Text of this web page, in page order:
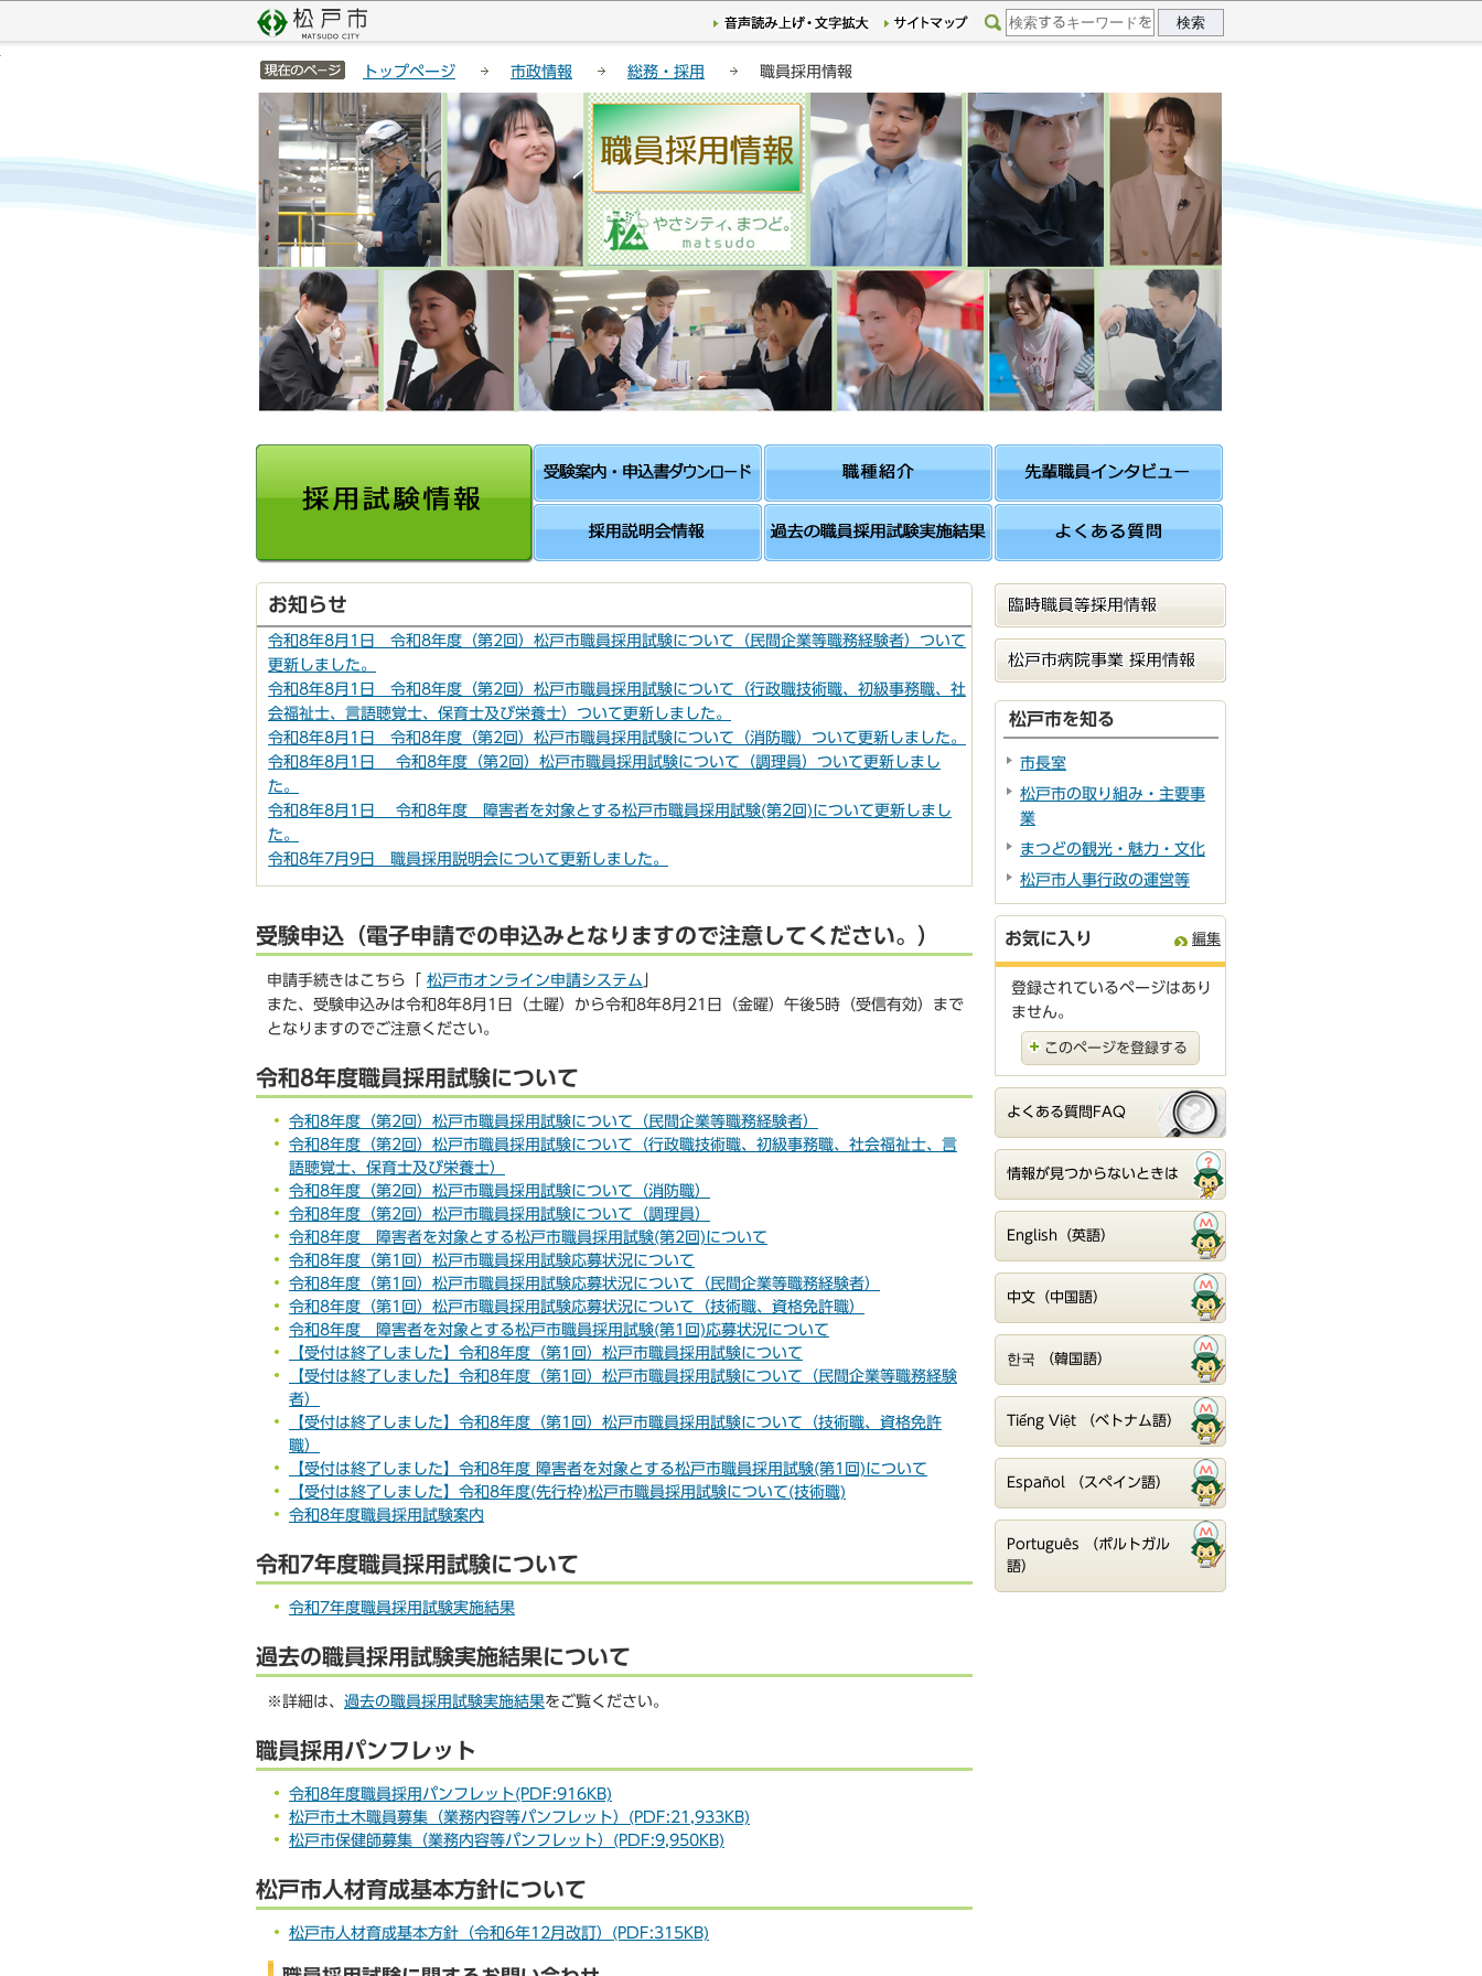
ペ
先
で
ト
ー
こ
このページの本文へ移動
サイトメニューここまで
トップページ 市政情報 総務・採用 職員採用情報
お知らせ
令和8年8月1日 令和8年度（第2回）松戸市職員採用試験について（民間企業等職務経験者）ついて
更新しました。
令和8年8月1日 令和8年度（第2回）松戸市職員採用試験について（行政職技術職、初級事務職、社
会福祉士、言語聴覚士、保育士及び栄養士）ついて更新しました。
令和8年8月1日 令和8年度（第2回）松戸市職員採用試験について（消防職）ついて更新しました。
令和8年8月1日 令和8年度（第2回）松戸市職員採用試験について（調理員）ついて更新しまし
た。
令和8年8月1日 令和8年度 障害者を対象とする松戸市職員採用試験(第2回)について更新しまし
た。
令和8年7月9日 職員採用説明会について更新しました。
受験申込（電子申請での申込みとなりますので注意してください。）
申請手続きはこちら「 松戸市オンライン申請システム
また、受験申込みは令和8年8月1日（土曜）から令和8年8月21日（金曜）午後5時（受信有効）まで
となりますのでご注意ください。
令和8年度職員採用試験について
令和8年度（第2回）松戸市職員採用試験について（民間企業等職務経験者）
令和8年度（第2回）松戸市職員採用試験について（行政職技術職、初級事務職、社会福祉士、言
語聴覚士、保育士及び栄養士）
令和8年度（第2回）松戸市職員採用試験について（消防職）
令和8年度（第2回）松戸市職員採用試験について（調理員）
令和8年度 障害者を対象とする松戸市職員採用試験(第2回)について
令和8年度（第1回）松戸市職員採用試験応募状況について
令和8年度（第1回）松戸市職員採用試験応募状況について（民間企業等職務経験者）
令和8年度（第1回）松戸市職員採用試験応募状況について（技術職、資格免許職）
令和8年度 障害者を対象とする松戸市職員採用試験(第1回)応募状況について
【受付は終了しました】令和8年度（第1回）松戸市職員採用試験について
【受付は終了しました】令和8年度（第1回）松戸市職員採用試験について（民間企業等職務経験
者）
【受付は終了しました】令和8年度（第1回）松戸市職員採用試験について（技術職、資格免許
職）
【受付は終了しました】令和8年度 障害者を対象とする松戸市職員採用試験(第1回)について
【受付は終了しました】令和8年度(先行枠)松戸市職員採用試験について(技術職)
令和8年度職員採用試験案内
令和7年度職員採用試験について
令和7年度職員採用試験実施結果
過去の職員採用試験実施結果について
※詳細は、 過去の職員採用試験実施結果をご覧ください。
職員採用パンフレット
令和8年度職員採用パンフレット(PDF:916KB)
松戸市土木職員募集（業務内容等パンフレット）(PDF:21,933KB)
松戸市保健師募集（業務内容等パンフレット）(PDF:9,950KB)
松戸市人材育成基本方針について
松戸市人材育成基本方針（令和6年12月改訂）(PDF:315KB)
松戸市を知る
市長室
松戸市の取り組み・主要事
業
まつどの観光・魅力・文化
松戸市人事行政の運営等
お気に入り 編集
登録されているページはあり
ません。
このページを登録する
よくある質問FAQ
情報が見つからないときは
English（英語）
中文（中国語）
한국 （韓国語）
Tiếng Việt （ベトナム語）
Español （スペイン語）
Português （ポルトガル
語）